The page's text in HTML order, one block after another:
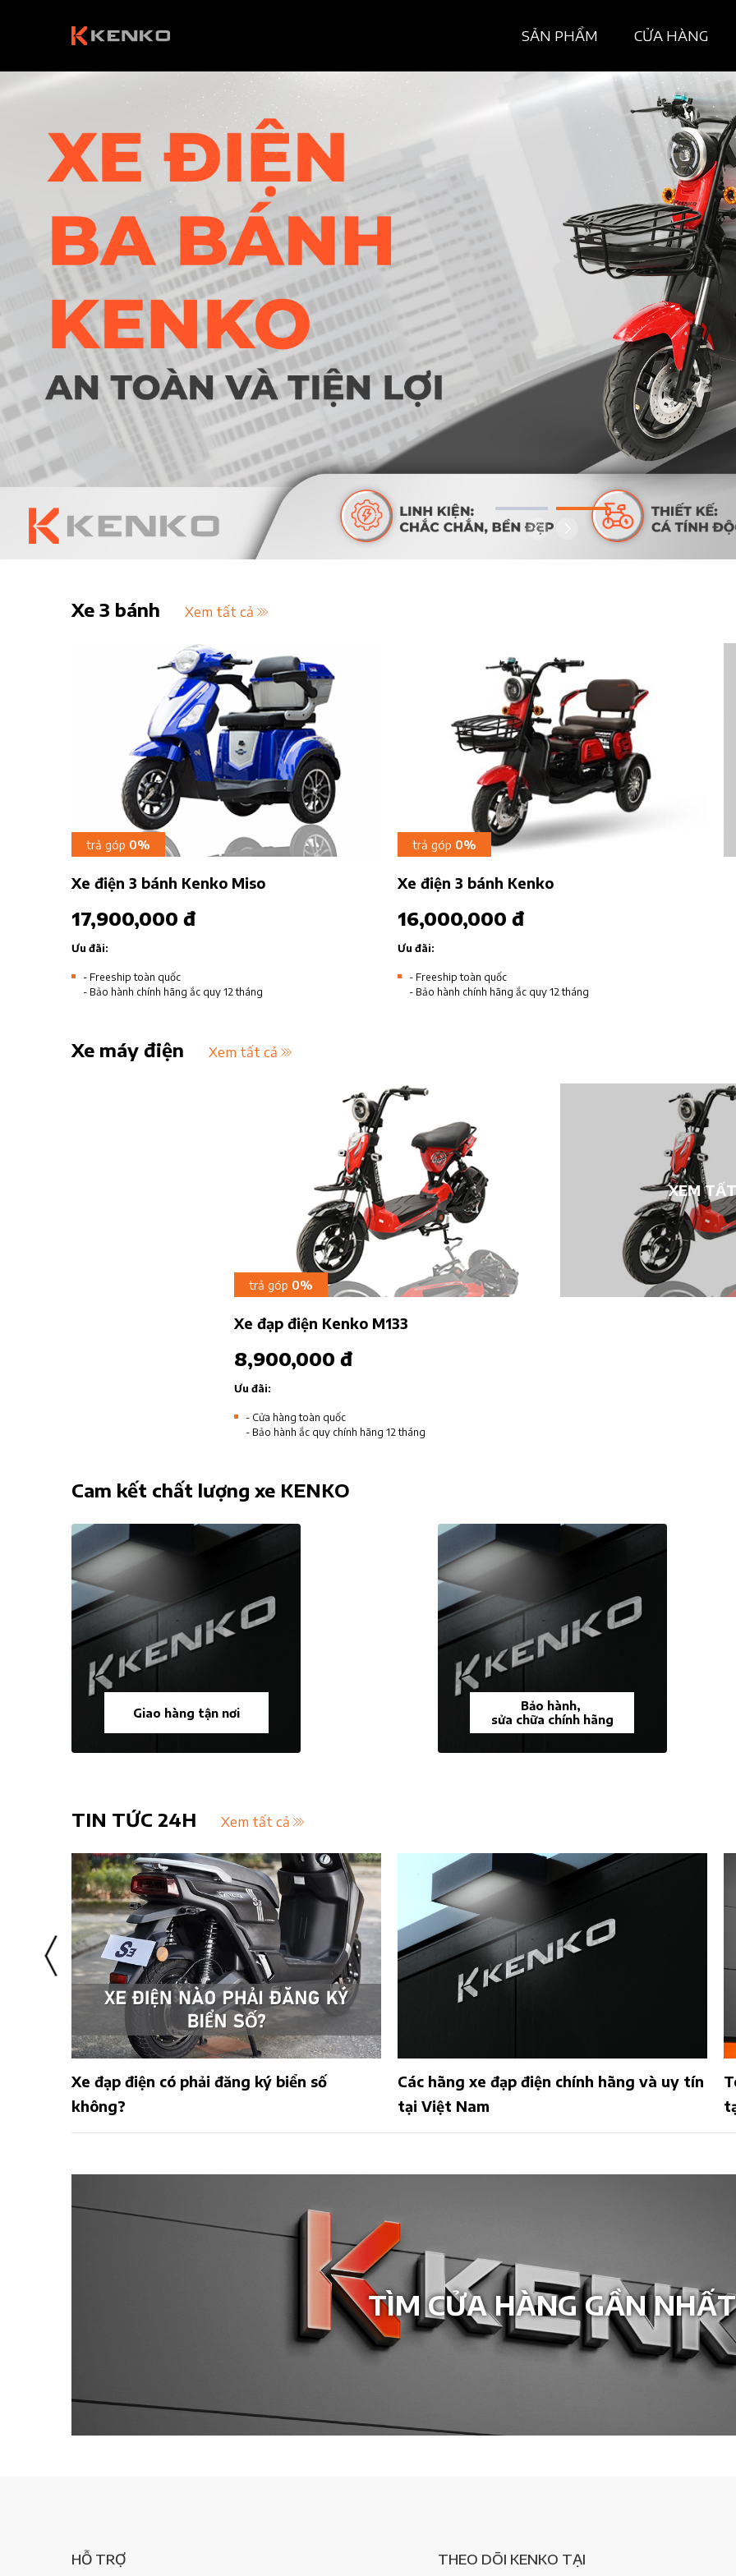
SẢN PHẨM CỬA HÀNG
Xe 3 bánh Xem tất cả
trả góp 0%
Xe điện 3 bánh Kenko Miso
17,900,000 đ
Ưu đãi:
- Freeship toàn quốc
- Bảo hành chính hãng ắc quy 12 tháng
trả góp 0%
Xe điện 3 bánh Kenko
16,000,000 đ
Ưu đãi:
- Freeship toàn quốc
- Bảo hành chính hãng ắc quy 12 tháng
Xe máy điện Xem tất cả
trả góp 0%
Xe đạp điện Kenko M133
8,900,000 đ
Ưu đãi:
- Cửa hàng toàn quốc
- Bảo hành ắc quy chính hãng 12 tháng
XEM
Cam kết chất lượng xe KENKO
Giao hàng tận nơi
Bảo hành,
sửa chữa chính hãng
TIN TỨC 24H Xem tất cả
Xe đạp điện có phải đăng ký biển số
không?
Các hãng xe đạp điện chính hãng và uy tín
tại Việt Nam
TÌM CỬA HÀNG GẦN NHẤT
HỖ TRỢ THEO DÕI KENKO TẠI